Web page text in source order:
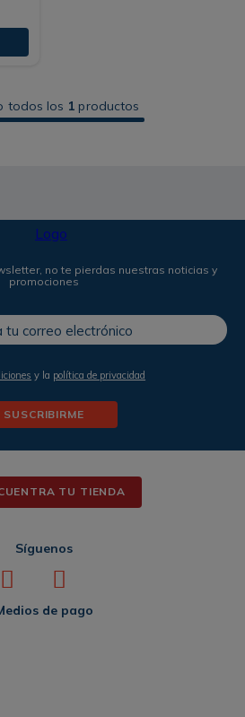
todos los 1 productos
no te pierdas nuestras noticias y
promociones
y la política de privacidad
SUSCRIBIRME
TU TIENDA
Síguenos
de pago